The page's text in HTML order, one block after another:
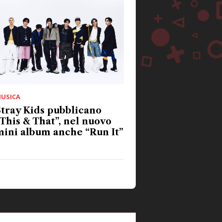
Kids pubblicano
& That”, nel nuovo
album anche “Run It”